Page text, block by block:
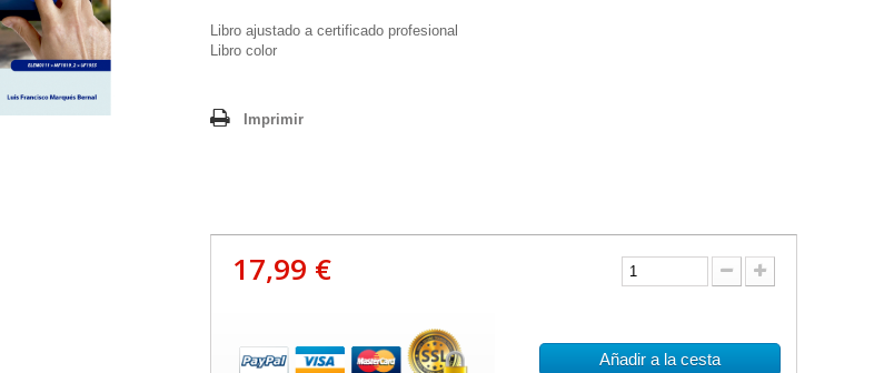
Libro ajustado a certificado profesional
Libro color
Imprimir
17,99 €
Añadir a la cesta